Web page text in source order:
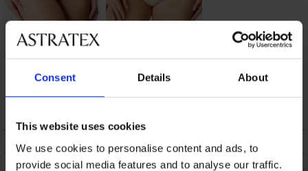
Consent Details About
This website uses cookies
We use cookies to personalise content and ads, to
provide social media features and to analyse our traffic.
Pizzo I met hoge
taille
VERZENDING EN BETALING